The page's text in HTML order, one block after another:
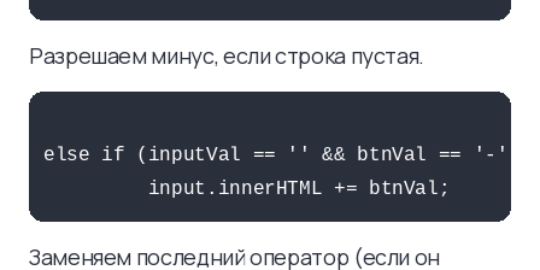
Разрешаем минус, если строка пустая.
else if (inputVal == '' && btnVal == '-')
Заменяем последний оператор (если он